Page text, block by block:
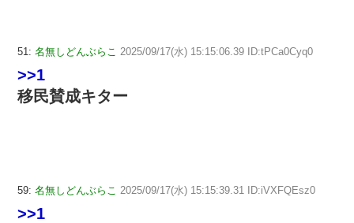
51: 名無しどんぶらこ 2025/09/17(水) 15:15:06.39 ID:tPCa0Cyq0
>>1
移民賛成キター
59: 名無しどんぶらこ 2025/09/17(水) 15:15:39.31 ID:iVXFQEsz0
>>1